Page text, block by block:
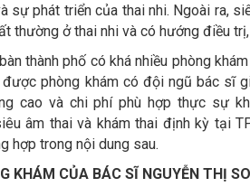
sự phát triển của thai nhi. Ngoài ra,
thường ở thai nhi và có hướng điều
thành phố có khá nhiều phòng
phòng khám có đội ngũ bác sĩ
cao và chi phí phù hợp thực sự
âm thai và khám thai định kỳ tại
hợp trong nội dung sau.
KHÁM CỦA BÁC SĨ NGUYỄN THỊ